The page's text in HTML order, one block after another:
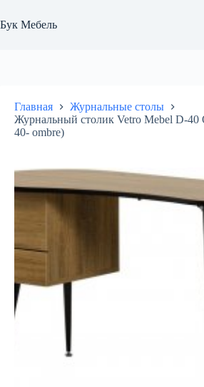
к
сути
Бук Мебель
Главная
Журнальные столы
Журнальный столик Vetro Mebel D-
40- ombre)